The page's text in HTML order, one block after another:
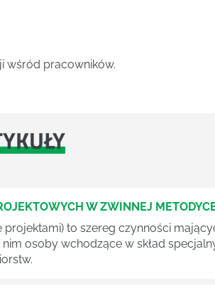
wśród pracowników.
W ZWINNEJ
to szereg czynności
osoby wchodzące w skład